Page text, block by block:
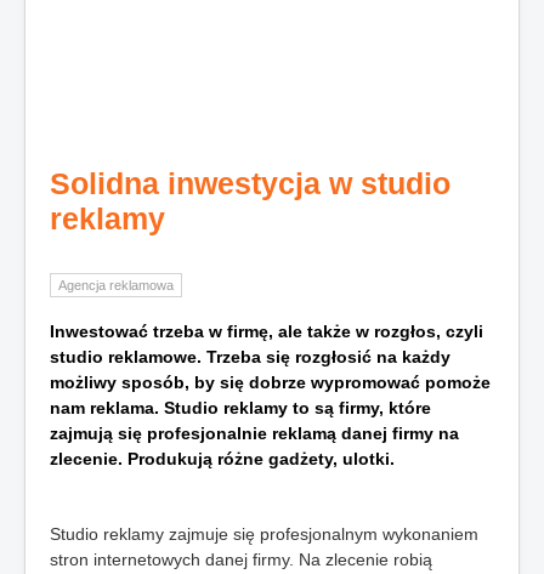
Solidna inwestycja w studio
reklamy
Agencja reklamowa
Inwestować trzeba w firmę, ale także w rozgłos, czyli
studio reklamowe. Trzeba się rozgłosić na każdy
możliwy sposób, by się dobrze wypromować pomoże
nam reklama. Studio reklamy to są firmy, które
zajmują się profesjonalnie reklamą danej firmy na
zlecenie. Produkują różne gadżety, ulotki.
Studio reklamy zajmuje się profesjonalnym wykonaniem
stron internetowych danej firmy. Na zlecenie robią